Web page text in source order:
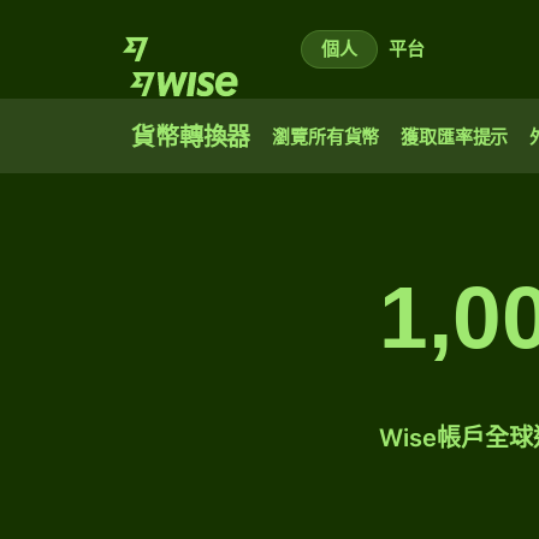
個人 平台
貨幣轉換器 瀏覽所有貨幣 獲取匯率提示
Wise帳戶全球